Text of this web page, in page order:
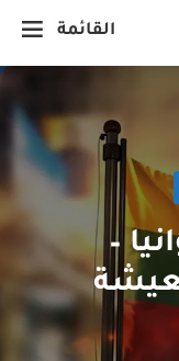
القائمة
–